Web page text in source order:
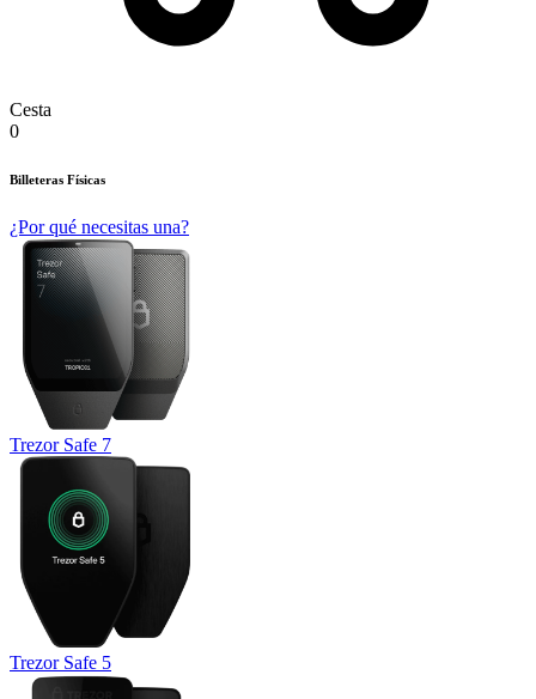
Cesta
0
Billeteras Físicas
¿Por qué necesitas una?
Trezor Safe 7
Trezor Safe 5